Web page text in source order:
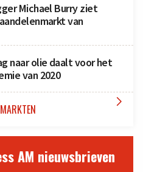
Michael Burry ziet
van
naar olie daalt voor het
van 2020

AM nieuwsbrieven